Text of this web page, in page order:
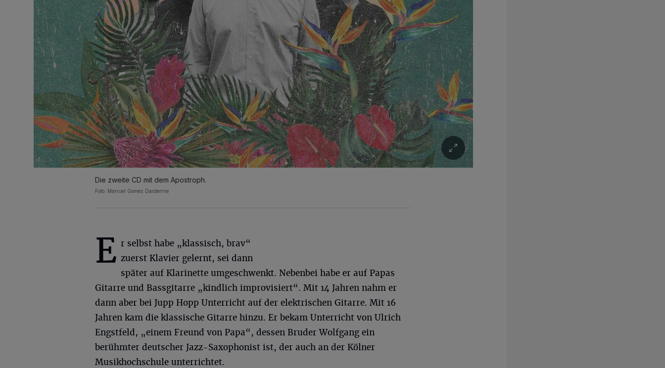
Die zweite CD mit dem Apostroph.
Foto: Manuel Gomez Dardenne
E r selbst habe „klassisch, brav“
zuerst Klavier gelernt, sei dann
später auf Klarinette umgeschwenkt. Nebenbei habe er auf Papas
Gitarre und Bassgitarre „kindlich improvisiert“. Mit 14 Jahren nahm er
dann aber bei Jupp Hopp Unterricht auf der elektrischen Gitarre. Mit 16
Jahren kam die klassische Gitarre hinzu. Er bekam Unterricht von Ulrich
Engstfeld, „einem Freund von Papa“, dessen Bruder Wolfgang ein
berühmter deutscher Jazz-Saxophonist ist, der auch an der Kölner
Musikhochschule unterrichtet.